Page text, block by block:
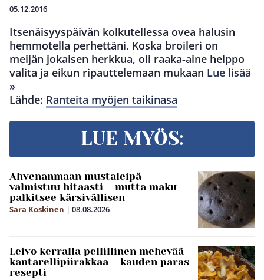
05.12.2016
Itsenäisyyspäivän kolkutellessa ovea halusin
hemmotella perhettäni. Koska broileri on
meijän jokaisen herkkua, oli raaka-aine helppo
valita ja eikun ripauttelemaan mukaan Lue lisää
»
Lähde: Ranteita myöjen taikinasa
LUE MYÖS:
Ahvenanmaan mustaleipä
valmistuu hitaasti – mutta maku
palkitsee kärsivällisen
Sara Koskinen | 08.08.2026
Leivo kerralla pellillinen mehevää
kantarellipiirakkaa – kauden paras
resepti